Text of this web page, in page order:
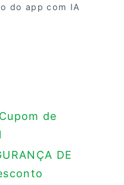
do app com IA
de
DE